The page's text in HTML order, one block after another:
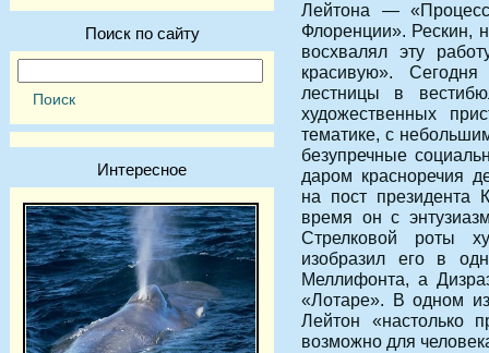
Поиск по сайту
Интересное
Лейтона —
Флоренции». Рескин,
восхвалял эту
красивую».
лестницы в
художественных
тематике, с
безупречные
даром красноречия
на пост президента
время он с
Стрелковой роты
изобразил его в
Меллифонта, а
«Лотаре». В одном из
Лейтон «настолько
возможно для